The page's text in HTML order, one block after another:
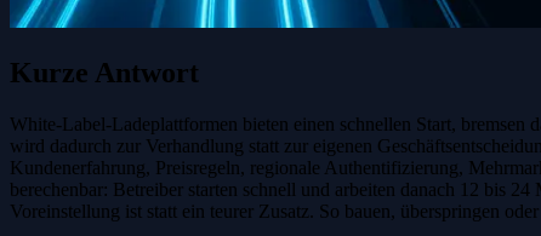
Kurze Antwort
White-Label-Ladeplattformen bieten einen schnellen Start, bremsen
wird dadurch zur Verhandlung statt zur eigenen
Kundenerfahrung, Preisregeln, regionale Authentifizierung,
berechenbar: Betreiber starten schnell und arbeiten danach 12 bis
Voreinstellung ist statt ein teurer Zusatz. So bauen, überspringen